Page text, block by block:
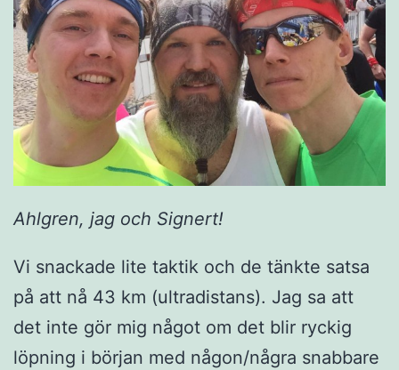
Ahlgren, jag och Signert!
Vi snackade lite taktik och de tänkte satsa
på att nå 43 km (ultradistans). Jag sa att
det inte gör mig något om det blir ryckig
löpning i början med någon/några snabbare